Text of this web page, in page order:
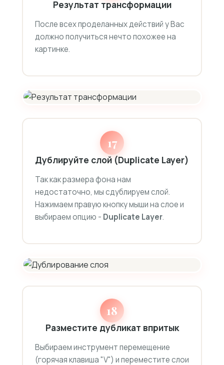
Результат трансформации
После всех проделанных действий у Вас
должно получиться нечто похожее на
картинке.
17
Дублируйте слой (Duplicate Layer)
Так как размера фона нам
недостаточно, мы сдублируем слой.
Нажимаем правую кнопку мыши на слое и
выбираем опцию - Duplicate Layer.
18
Разместите дубликат впритык
Выбираем инструмент перемещение
(горячая клавиша "V") и переместите слои